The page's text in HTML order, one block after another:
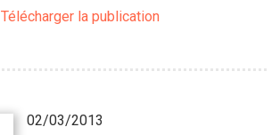
Télécharger la publication
02/03/2013